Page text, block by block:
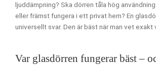
ljuddämpning? Ska dörren tåla hög
eller främst fungera i ett privat hem? En
universellt svar. Den är bäst när man vet exakt
Var glasdörren fungerar bäst –